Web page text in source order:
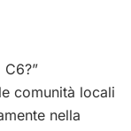
C6?”
comunità locali
nella